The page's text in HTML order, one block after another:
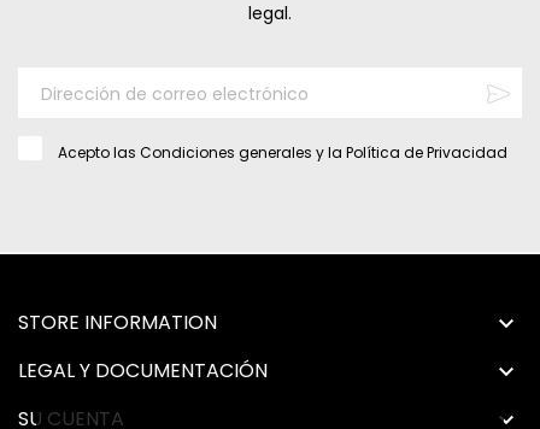
legal.
Acepto las Condiciones generales y la Política de Privacidad
STORE INFORMATION 
LEGAL Y DOCUMENTACIÓN 
SU CUENTA 